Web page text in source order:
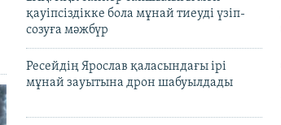
қауіпсіздікке бола мұнай тиеуді үзіп-
созуға мәжбүр
Ресейдің Ярослав қаласындағы ірі
мұнай зауытына дрон шабуылдады